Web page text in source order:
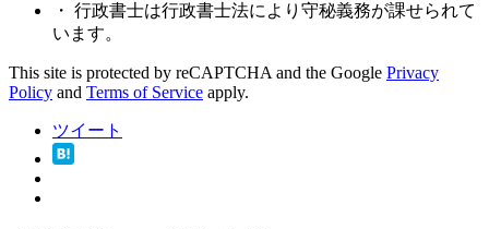
・ 行政書士は行政書士法により守秘義務が課せられて
います。
This site is protected by reCAPTCHA and the Google Privacy
Policy and Terms of Service apply.
ツイート